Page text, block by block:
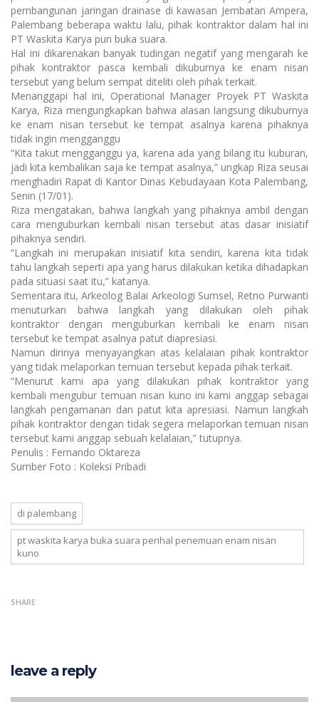
pembangunan jaringan drainase di kawasan Jembatan Ampera,
Palembang beberapa waktu lalu, pihak kontraktor dalam hal ini
PT Waskita Karya pun buka suara.
Hal ini dikarenakan banyak tudingan negatif yang mengarah ke
pihak kontraktor pasca kembali dikuburnya ke enam nisan
tersebut yang belum sempat diteliti oleh pihak terkait.
Menanggapi hal ini, Operational Manager Proyek PT Waskita
Karya, Riza mengungkapkan bahwa alasan langsung dikuburnya
ke enam nisan tersebut ke tempat asalnya karena pihaknya
tidak ingin mengganggu
“Kita takut mengganggu ya, karena ada yang bilang itu kuburan,
jadi kita kembalikan saja ke tempat asalnya,” ungkap Riza seusai
menghadiri Rapat di Kantor Dinas Kebudayaan Kota Palembang,
Senin (17/01).
Riza mengatakan, bahwa langkah yang pihaknya ambil dengan
cara menguburkan kembali nisan tersebut atas dasar inisiatif
pihaknya sendiri.
“Langkah ini merupakan inisiatif kita sendiri, karena kita tidak
tahu langkah seperti apa yang harus dilakukan ketika dihadapkan
pada situasi saat itu,” katanya.
Sementara itu, Arkeolog Balai Arkeologi Sumsel, Retno Purwanti
menuturkan bahwa langkah yang dilakukan oleh pihak
kontraktor dengan menguburkan kembali ke enam nisan
tersebut ke tempat asalnya patut diapresiasi.
Namun dirinya menyayangkan atas kelalaian pihak kontraktor
yang tidak melaporkan temuan tersebut kepada pihak terkait.
“Menurut kami apa yang dilakukan pihak kontraktor yang
kembali mengubur temuan nisan kuno ini kami anggap sebagai
langkah pengamanan dan patut kita apresiasi. Namun langkah
pihak kontraktor dengan tidak segera melaporkan temuan nisan
tersebut kami anggap sebuah kelalaian,” tutupnya.
Penulis : Fernando Oktareza
Sumber Foto : Koleksi Pribadi
di palembang
pt waskita karya buka suara perihal penemuan enam nisan
kuno
SHARE
leave a reply